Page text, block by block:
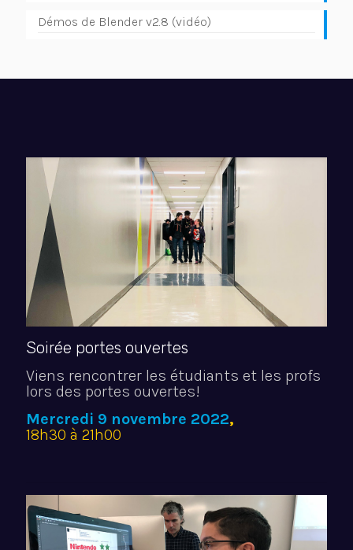
Démos de Blender v2.8 (vidéo)
Soirée portes ouvertes
Viens rencontrer les étudiants et les profs
lors des portes ouvertes!
Mercredi 9 novembre 2022,
18h30 à 21h00